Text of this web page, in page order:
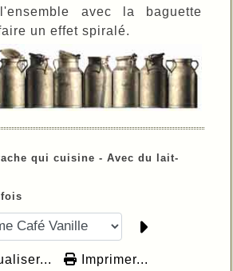
avec la baguette
un effet spiralé.
qui cuisine - Avec du lait-
fois
Imprimer...